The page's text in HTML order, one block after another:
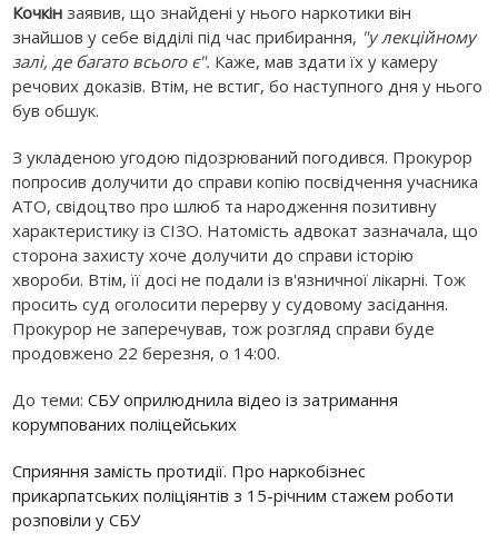
Кочкінзаявив, що знайдені у нього наркотики він
знайшов у себе відділі під час прибирання, "у лекційному
залі, де багато всього є". Каже, мав здати їх у камеру
речових доказів. Втім, не встиг, бо наступного дня у нього
був обшук.
З укладеною угодою підозрюваний погодився. Прокурор
попросив долучити до справи копію посвідчення учасника
АТО, свідоцтво про шлюб та народження позитивну
характеристику із СІЗО. Натомість адвокат зазначала, що
сторона захисту хоче долучити до справи історію
хвороби. Втім, її досі не подали із в'язничної лікарні. Тож
просить суд оголосити перерву у судовому засідання.
Прокурор не заперечував, тож розгляд справи буде
продовжено 22 березня, о 14:00.
До теми:СБУ оприлюднила відео із затримання
корумпованих поліцейських
Сприяння замість протидії. Про наркобізнес
прикарпатських поліціянтів з 15-річним стажем роботи
розповіли у СБУ